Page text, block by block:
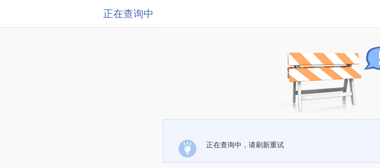
正在查询中
正在查询中，请刷新重试